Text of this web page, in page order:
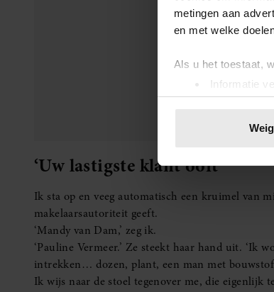
metingen aan
en met welke
Als u het toestaat,
Informatie
Uw
toestemming op
We gebruiken
websiteverkeer te
media, adverteren
verstrekt of die ze
onze website blijft
‘Kijk,’ zeg ik. ‘Dat hoor ik graag vóór ik koffie
‘Ik denk dat u mij begrijpt’
‘Ik wil weg uit mijn huidige huis, maar ik weet
dood. Een tuin, maar geen tuin waar ik elk
Ik pak mijn groene notitieboek.
‘Dat valt best mee qua lastig.’
‘Ik wil ook licht. Geen inkijk. Karakter.
‘Windgong kan ik niet juridisch uitsluiten, maar
Ze kijkt me aan en glimlacht. ‘Ik denk dat u mij
Dat kleine zinnetje doet iets met me. Niet zo
Iemand loopt gewoon binnen. In mijn
blijkbaar langzaam zichtbaar wordt.